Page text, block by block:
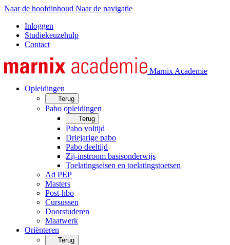
Naar de hoofdinhoud Naar de navigatie
Inloggen
Studiekeuzehulp
Contact
Marnix Academie
Opleidingen
Terug
Pabo opleidingen
Terug
Pabo voltijd
Driejarige pabo
Pabo deeltijd
Zij-instroom basisonderwijs
Toelatingseisen en toelatingstoetsen
Ad PEP
Masters
Post-hbo
Cursussen
Doorstuderen
Maatwerk
Oriënteren
Terug